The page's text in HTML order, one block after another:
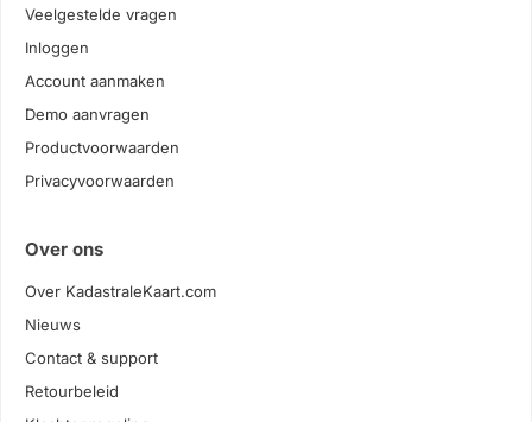
Veelgestelde vragen
Inloggen
Account aanmaken
Demo aanvragen
Productvoorwaarden
Privacyvoorwaarden
Over ons
Over KadastraleKaart.com
Nieuws
Contact & support
Retourbeleid